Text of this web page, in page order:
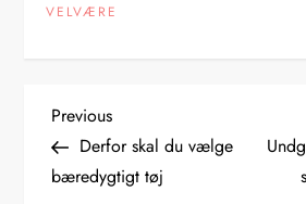
VELVÆRE
I
n
Previous
Post
Previous
Derfor skal du vælge
bæredygtigt tøj